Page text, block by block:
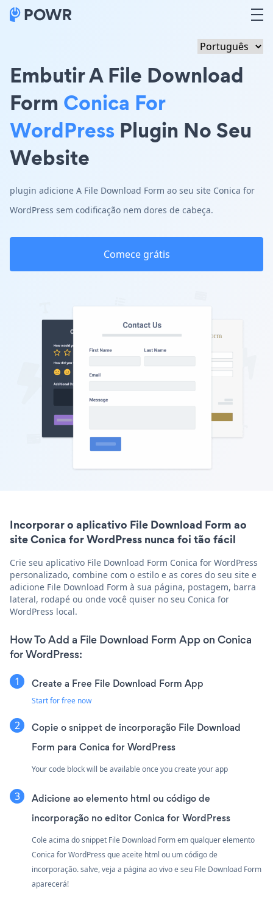
Embutir A File Download
Form Conica For
WordPress Plugin No Seu
Website
plugin adicione A File Download Form ao seu site Conica for
WordPress sem codificação nem dores de cabeça.
Comece grátis
Incorporar o aplicativo File Download Form ao
site Conica for WordPress nunca foi tão fácil
Crie seu aplicativo File Download Form Conica for WordPress
personalizado, combine com o estilo e as cores do seu site e
adicione File Download Form à sua página, postagem, barra
lateral, rodapé ou onde você quiser no seu Conica for
WordPress local.
How To Add a File Download Form App on Conica
for WordPress:
Create a Free File Download Form App
Start for free now
Copie o snippet de incorporação File Download
Form para Conica for WordPress
Your code block will be available once you create your app
Adicione ao elemento html ou código de
incorporação no editor Conica for WordPress
Cole acima do snippet File Download Form em qualquer elemento
Conica for WordPress que aceite html ou um código de
incorporação. salve, veja a página ao vivo e seu File Download Form
aparecerá!